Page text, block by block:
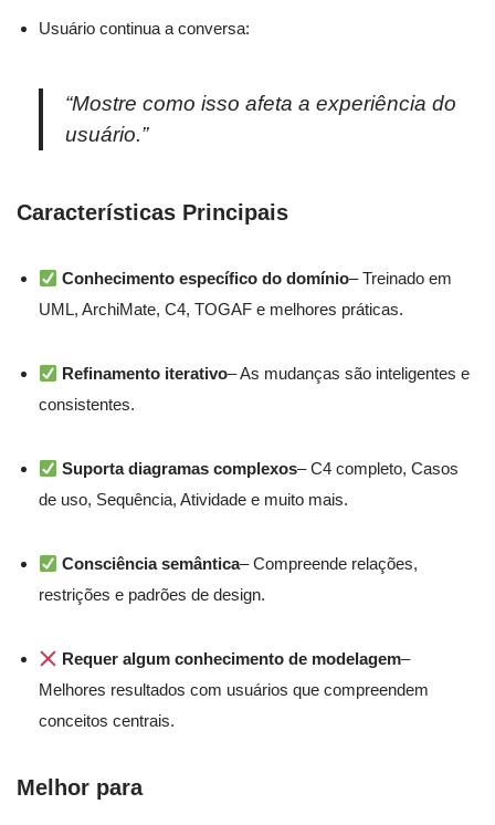
Usuário continua a conversa:
“Mostre como isso afeta a experiência do
usuário.”
Características Principais
Conhecimento específico do domínio– Treinado em
UML, ArchiMate, C4, TOGAF e melhores práticas.
Refinamento iterativo– As mudanças são inteligentes e
consistentes.
Suporta diagramas complexos– C4 completo, Casos
de uso, Sequência, Atividade e muito mais.
Consciência semântica– Compreende relações,
restrições e padrões de design.
Requer algum conhecimento de modelagem–
Melhores resultados com usuários que compreendem
conceitos centrais.
Melhor para